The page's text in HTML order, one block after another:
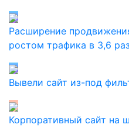
Расширение
ростом трафика в 3,6
Вывели сайт из-под
Корпоративный сайт на